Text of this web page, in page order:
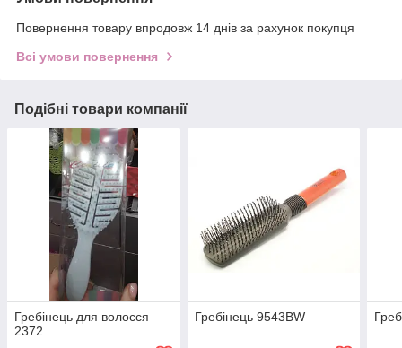
Повернення товару впродовж 14 днів за рахунок покупця
Всі умови повернення
Подібні товари компанії
Гребінець для волосся
2372
Гребінець 9543BW